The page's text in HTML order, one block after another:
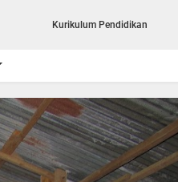
Kurikulum Pendidikan